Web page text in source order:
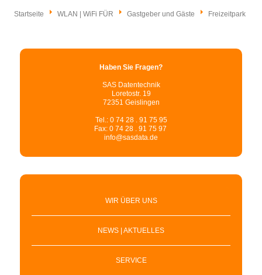
Startseite WLAN | WiFi FÜR Gastgeber und Gäste Freizeitpark
Haben Sie Fragen?
SAS Datentechnik
Loretostr. 19
72351 Geislingen
Tel.: 0 74 28 . 91 75 95
Fax: 0 74 28 . 91 75 97
info@sasdata.de
WIR ÜBER UNS
NEWS | AKTUELLES
SERVICE